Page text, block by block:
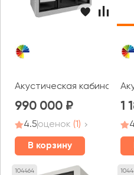
Акустическая кабина
990 000
4.5оценок (1)
В корзину
1
104464